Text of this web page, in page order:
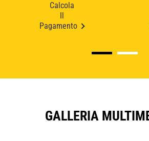
Calcola
Pagamento
GALLERIA